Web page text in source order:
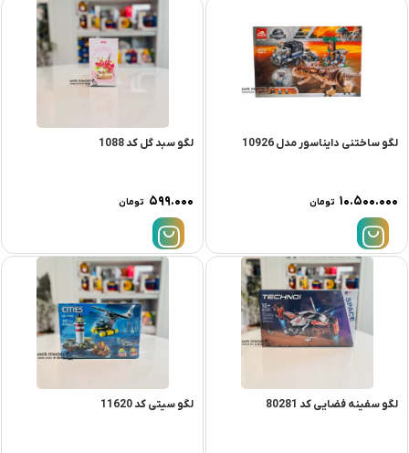
لگو ساختنی دایناسور مدل 10926
۱۰.۵۰۰.۰۰۰ تومان
لگو سبد گل کد 1088
۵۹۹.۰۰۰ تومان
لگو سفینه فضایی کد 80281 لگو سیتی کد 11620